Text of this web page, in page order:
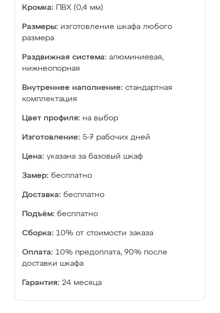
Кромка: ПВХ (0,4 мм)
Размеры: изготовление шкафа любого
размера
Раздвижная система: алюминиевая,
нижнеопорная
Внутреннее наполнение: стандартная
комплектация
Цвет профиля: на выбор
Изготовление: 5-7 рабочих дней
Цена: указана за базовый шкаф
Замер: бесплатно
Доставка: бесплатно
Подъём: бесплатно
Сборка: 10% от стоимости заказа
Оплата: 10% предоплата, 90% после
доставки шкафа
Гарантия: 24 месяца